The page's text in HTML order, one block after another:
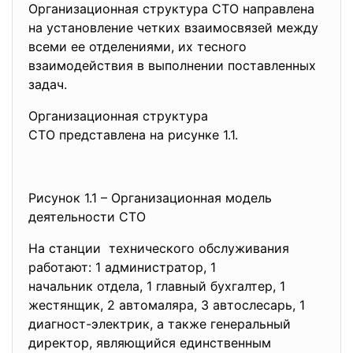
Организационная структура СТО направлена
на установление четких взаимосвязей между
всеми ее отделениями, их тесного
взаимодействия в выполнении поставленных
задач.
Организационная структура
СТО представлена на рисунке 1.1.
Рисунок 1.1 – Организационная модель
деятельности СТО
На станции технического обслуживания
работают: 1 администратор, 1
начальник отдела, 1 главный бухгалтер, 1
жестянщик, 2 автомаляра, 3 автослесарь, 1
диагност-электрик, а также генеральный
директор, являющийся единственным